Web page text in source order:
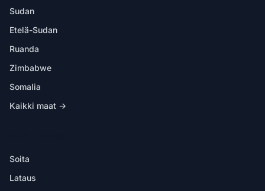
Sudan
Etelä-Sudan
Ruanda
Zimbabwe
Somalia
Kaikki maat →
Soita
Lataus